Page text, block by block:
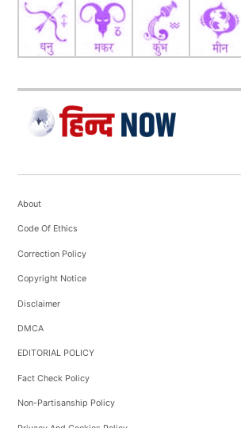
About
Code Of Ethics
Correction Policy
Copyright Notice
Disclaimer
DMCA
EDITORIAL POLICY
Fact Check Policy
Non-Partisanship Policy